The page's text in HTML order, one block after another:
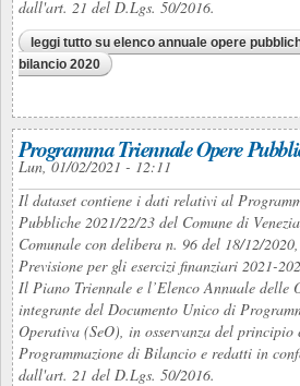
dall'art. 21 del D.Lgs. 50/2016.
leggi tutto su elenco annuale opere
bilancio 2020
Programma Triennale Opere
Lun, 01/02/2021 - 12:11
Il dataset contiene i dati relativi al
Pubbliche 2021/22/23 del Comune di
Comunale con delibera n. 96 del 18/12/
Previsione per gli esercizi finanziari 2021-
Il Piano Triennale e l’Elenco Annuale delle
integrante del Documento Unico di
Operativa (SeO), in osservanza del
Programmazione di Bilancio e redatti in
dall'art. 21 del D.Lgs. 50/2016.